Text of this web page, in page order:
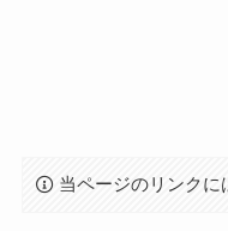
当ページのリンクに